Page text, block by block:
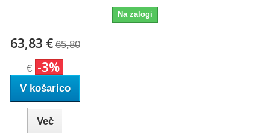
Na zalogi
63,83 € 65,80
€ -3%
V košarico
Več